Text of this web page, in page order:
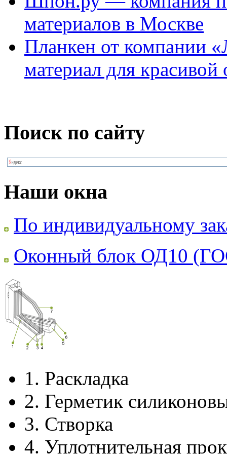
материалов в Москве
Планкен от компании
материал для красивой
Поиск по сайту
Наши окна
По индивидуальному
Оконный блок ОД10
1. Раскладка
2. Герметик
3. Створка
4. Уплотнительная